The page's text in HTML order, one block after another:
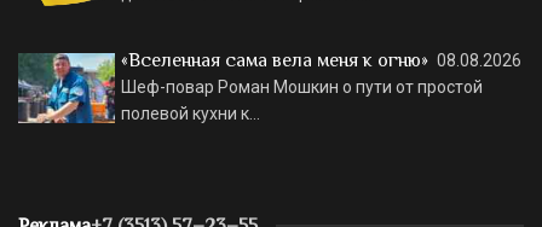
«Вселенная сама вела меня к огню» 08.08.2026
Шеф-повар Роман Мошкин о пути от простой
полевой кухни к…